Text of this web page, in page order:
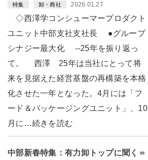
特集 卸・商社 2026.01.27
◇西澤学コンシューマープロダクト
ユニット中部支社支社長 ●グループ
シナジー最大化 --25年を振り返っ
て。 西澤 25年は当社にとって将
来を見据えた経営基盤の再構築を本格
化させた一年となった。4月には「フ
ード＆パッケージングユニット」、10
月に…続きを読む
中部新春特集：有力卸トップに聞く＝